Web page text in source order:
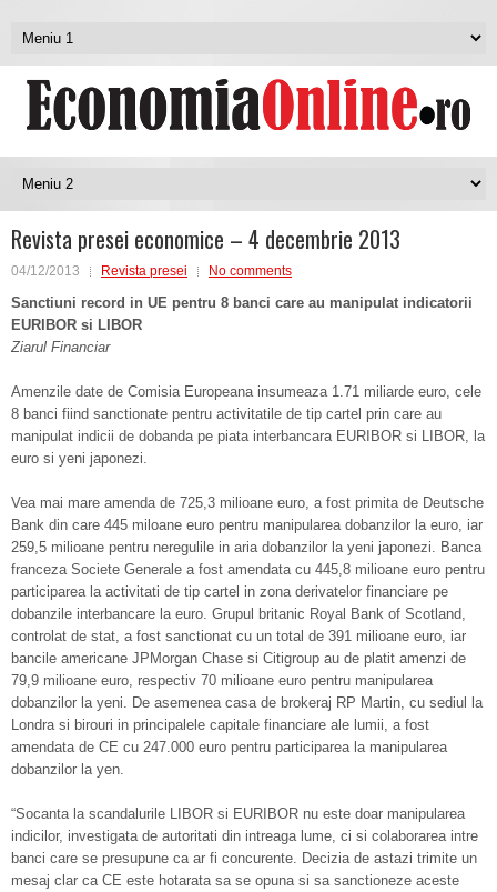
Revista presei economice – 4 decembrie 2013
04/12/2013 Revista presei No comments
Sanctiuni record in UE pentru 8 banci care au manipulat indicatorii
EURIBOR si LIBOR
Ziarul Financiar
Amenzile date de Comisia Europeana insumeaza 1.71 miliarde euro, cele
8 banci fiind sanctionate pentru activitatile de tip cartel prin care au
manipulat indicii de dobanda pe piata interbancara EURIBOR si LIBOR, la
euro si yeni japonezi.
Vea mai mare amenda de 725,3 milioane euro, a fost primita de Deutsche
Bank din care 445 miloane euro pentru manipularea dobanzilor la euro, iar
259,5 milioane pentru neregulile in aria dobanzilor la yeni japonezi. Banca
franceza Societe Generale a fost amendata cu 445,8 milioane euro pentru
participarea la activitati de tip cartel in zona derivatelor financiare pe
dobanzile interbancare la euro. Grupul britanic Royal Bank of Scotland,
controlat de stat, a fost sanctionat cu un total de 391 milioane euro, iar
bancile americane JPMorgan Chase si Citigroup au de platit amenzi de
79,9 milioane euro, respectiv 70 milioane euro pentru manipularea
dobanzilor la yeni. De asemenea casa de brokeraj RP Martin, cu sediul la
Londra si birouri in principalele capitale financiare ale lumii, a fost
amendata de CE cu 247.000 euro pentru participarea la manipularea
dobanzilor la yen.
“Socanta la scandalurile LIBOR si EURIBOR nu este doar manipularea
indicilor, investigata de autoritati din intreaga lume, ci si colaborarea intre
banci care se presupune ca ar fi concurente. Decizia de astazi trimite un
mesaj clar ca CE este hotarata sa se opuna si sa sanctioneze aceste